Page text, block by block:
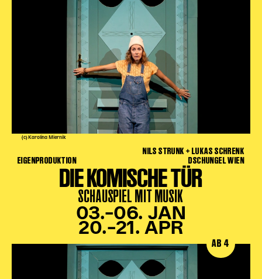
Karten + Preise
SPENDEN + FÖRDERN
Translate to English
Suchen
(c) Karolina Miernik
EIGENPRODUKTION
NILS STRUNK + LUKAS SCHRENK
DSCHUNGEL WIEN
DIE KOMISCHE TÜR
SCHAUSPIEL MIT MUSIK
03.–06. JAN
20.–21. APR
AB 4